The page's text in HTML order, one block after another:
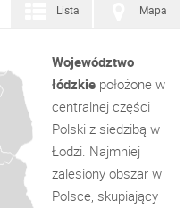
Mapa
Lista
Województwo
łódzkie położone w
centralnej części
Polski z siedzibą w
Łodzi. Najmniej
zalesiony obszar w
Polsce, skupiający